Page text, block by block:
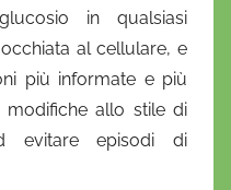
in qualsiasi
al cellulare, e
più informate e più
modifiche allo stile di
evitare episodi di